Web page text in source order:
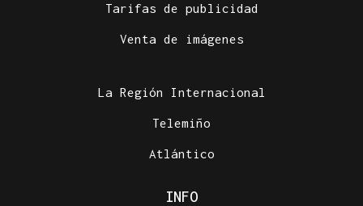
Tarifas de publicidad
Venta de imágenes
La Región Internacional
Telemiño
Atlántico
INFO